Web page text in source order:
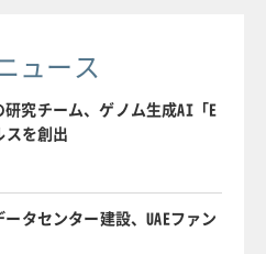
ュース
究チーム、ゲノム生成AI「E
スを創出
タセンター建設、UAEファン